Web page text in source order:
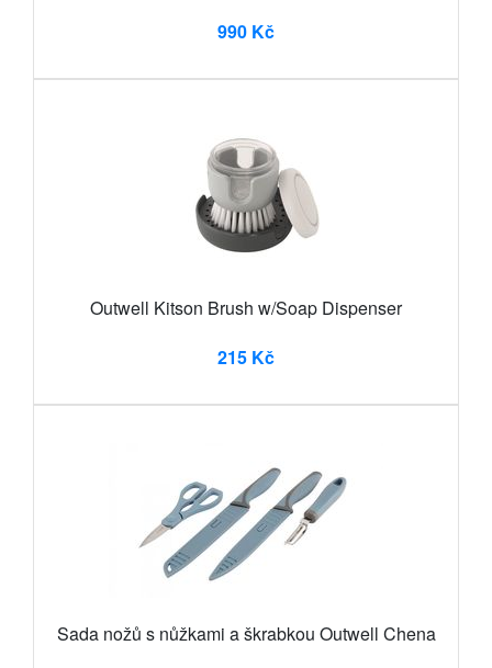
990 Kč
Outwell Kitson Brush w/Soap Dispenser
215 Kč
Sada nožů s nůžkami a škrabkou Outwell Chena